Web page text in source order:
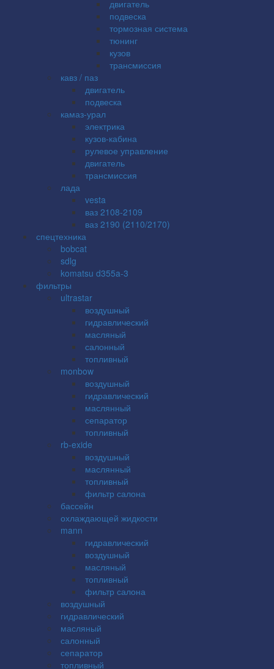
двигатель
подвеска
тормозная система
тюнинг
кузов
трансмиссия
кавз / паз
двигатель
подвеска
камаз-урал
электрика
кузов-кабина
рулевое управление
двигатель
трансмиссия
лада
vesta
ваз 2108-2109
ваз 2190 (2110/2170)
спецтехника
bobcat
sdlg
komatsu d355a-3
фильтры
ultrastar
воздушный
гидравлический
масляный
салонный
топливный
monbow
воздушный
гидравлический
маслянный
сепаратор
топливный
rb-exide
воздушный
маслянный
топливный
фильтр салона
бассейн
охлаждающей жидкости
mann
гидравлический
воздушный
масляный
топливный
фильтр салона
воздушный
гидравлический
масляный
салонный
сепаратор
топливный